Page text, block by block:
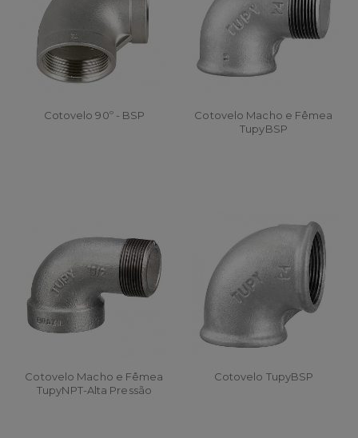
Cotovelo 90º - BSP
Cotovelo Macho e Fêmea
TupyBSP
Cotovelo Macho e Fêmea
TupyNPT-Alta Pressão
Cotovelo TupyBSP